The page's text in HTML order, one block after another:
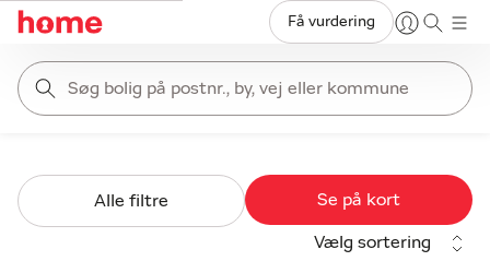
Få vurdering
Søg bolig på postnr., by, vej eller kommune
Alle filtre Se på kort
Vælg sortering